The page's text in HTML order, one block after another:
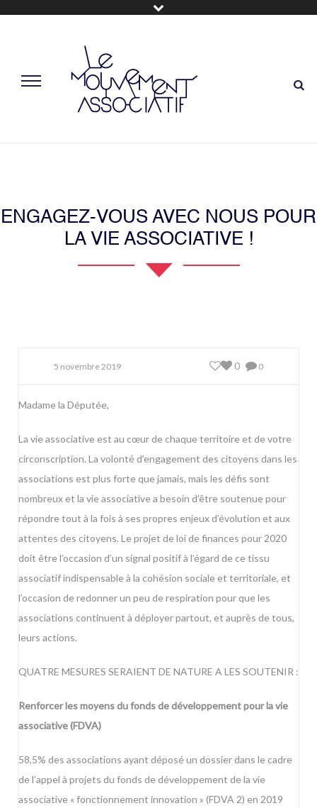
ENGAGEZ-VOUS AVEC NOUS POUR
LA VIE ASSOCIATIVE !
5 novembre 2019 0
0
Madame la Députée,
La vie associative est au cœur de chaque territoire et de votre
circonscription. La volonté d’engagement des citoyens dans les
associations est plus forte que jamais, mais les défis sont
nombreux et la vie associative a besoin d’être soutenue pour
répondre tout à la fois à ses propres enjeux d’évolution et aux
attentes des citoyens. Le projet de loi de finances pour 2020
doit être l’occasion d’un signal positif à l’égard de ce tissu
associatif indispensable à la cohésion sociale et territoriale, et
l’occasion de redonner un peu de respiration pour que les
associations continuent à déployer partout, et auprès de tous,
leurs actions.
QUATRE MESURES SERAIENT DE NATURE A LES SOUTENIR :
Renforcer les moyens du fonds de développement pour la vie
associative (FDVA)
58,5% des associations ayant déposé un dossier dans le cadre
de l’appel à projets du fonds de développement de la vie
associative « fonctionnement innovation » (FDVA 2) en 2019